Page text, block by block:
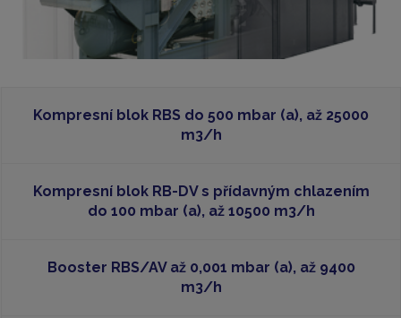
Kompresní blok RBS do 500 mbar (a), až 25000
m3/h
Kompresní blok RB-DV s přídavným chlazením
do 100 mbar (a), až 10500 m3/h
Booster RBS/AV až 0,001 mbar (a), až 9400
m3/h